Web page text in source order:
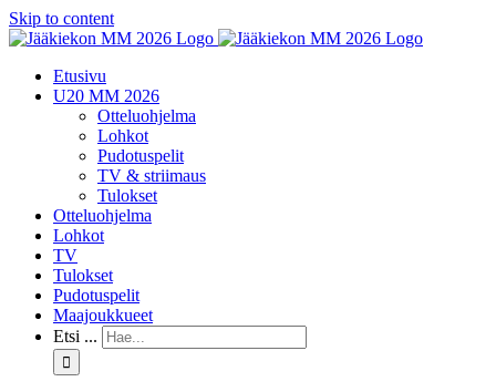
Skip to content
Etusivu
U20 MM 2026
Otteluohjelma
Lohkot
Pudotuspelit
TV & striimaus
Tulokset
Otteluohjelma
Lohkot
TV
Tulokset
Pudotuspelit
Maajoukkueet
Etsi ...